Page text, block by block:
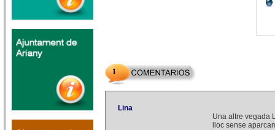
1
Lina
Una altre vegada
lloc sense